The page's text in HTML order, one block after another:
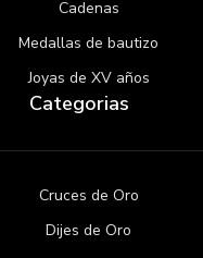
Cadenas
Medallas de bautizo
Joyas de XV años
Categorias
Cruces de Oro
Dijes de Oro